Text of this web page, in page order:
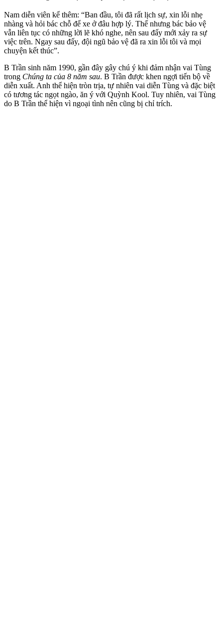
Nam diễn viên kể thêm: “Ban đầu, tôi đã rất lịch sự, xin lỗi nhẹ
nhàng và hỏi bác chỗ để xe ở đâu hợp lý. Thế nhưng bác bảo vệ
vẫn liên tục có những lời lẽ khó nghe, nên sau đấy mới xảy ra sự
việc trên. Ngay sau đấy, đội ngũ bảo vệ đã ra xin lỗi tôi và mọi
chuyện kết thúc”.
B Trần sinh năm 1990, gần đây gây chú ý khi đảm nhận vai Tùng
trong Chúng ta của 8 năm sau. B Trần được khen ngợi tiến bộ về
diễn xuất. Anh thể hiện tròn trịa, tự nhiên vai diễn Tùng và đặc biệt
có tương tác ngọt ngào, ăn ý với Quỳnh Kool. Tuy nhiên, vai Tùng
do B Trần thể hiện vì ngoại tình nên cũng bị chỉ trích.